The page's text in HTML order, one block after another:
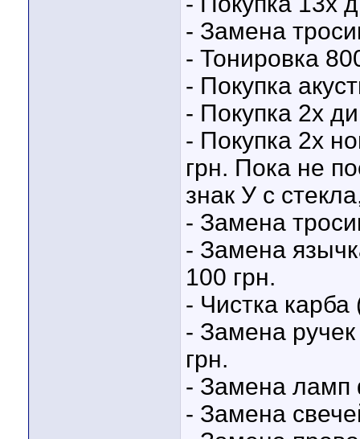
- Замена
- Тонировка
- Покупка
- Покупка 2х
- Покупка 2х
грн. Пока не
знак У с
- Замена
- Замена
100 грн.
- Чистка карба
- Замена
грн.
- Замена ламп
- Замена